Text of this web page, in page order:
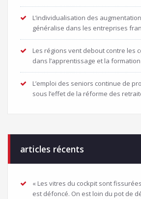
L’individualisation des
généralise dans les entreprises
Les régions vent debout contre les
dans l’apprentissage et la formation
L’emploi des seniors continue de
sous l’effet de la réforme des
articles récents
« Les vitres du cockpit sont
est défoncé. On est loin du pot de